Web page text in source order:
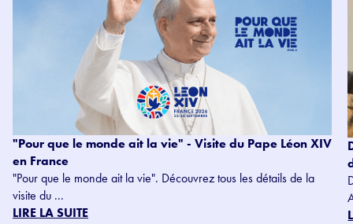
"Pour que le monde ait la vie" - Visite du Pape Léon XIV
en France
"Pour que le monde ait la vie". Découvrez tous les détails de la
visite du ...
LIRE LA SUITE